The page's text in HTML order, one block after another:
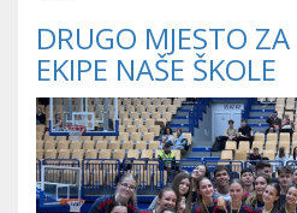
DRUGO MJESTO
EKIPE NAŠE ŠKOLE